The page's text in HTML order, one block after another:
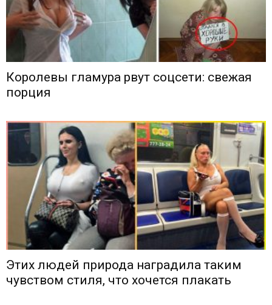
Королевы гламура рвут соцсети: свежая
порция
Этих людей природа наградила таким
чувством стиля, что хочется плакать